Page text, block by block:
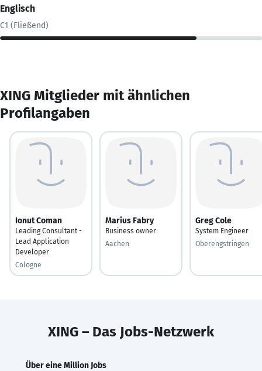
Englisch
C1 (Fließend)
XING Mitglieder mit ähnlichen
Profilangaben
Ionut Coman
Leading Consultant -
Lead Application
Developer
Cologne
Marius Fabry
Business owner
Aachen
Greg Cole
System Engineer
Oberengstringen
XING – Das Jobs-Netzwerk
Über eine Million Jobs